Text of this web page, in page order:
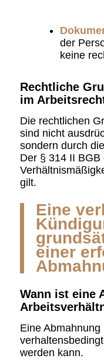
der
keine
Rechtliche
im
Die rechtlichen
sind nicht
sondern durch
Der § 314 II
gilt.
Eine
einer
Wann ist eine
Eine
werden kann.